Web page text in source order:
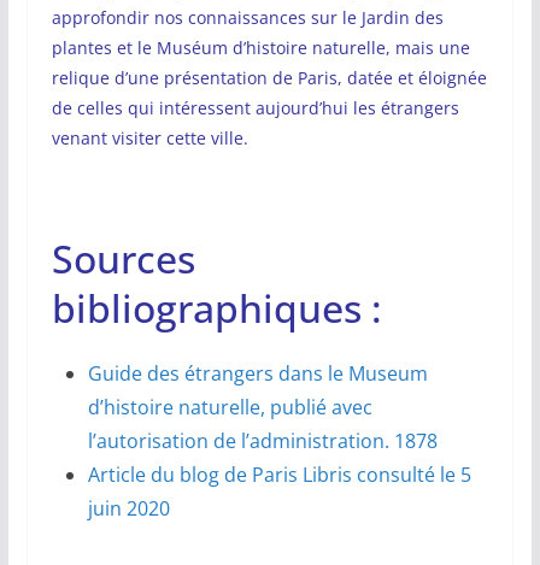
approfondir nos connaissances sur le Jardin des
plantes et le Muséum d’histoire naturelle, mais une
relique d’une présentation de Paris, datée et éloignée
de celles qui intéressent aujourd’hui les étrangers
venant visiter cette ville.
Sources
bibliographiques :
Guide des étrangers dans le Museum
d’histoire naturelle, publié avec
l’autorisation de l’administration. 1878
Article du blog de Paris Libris consulté le 5
juin 2020